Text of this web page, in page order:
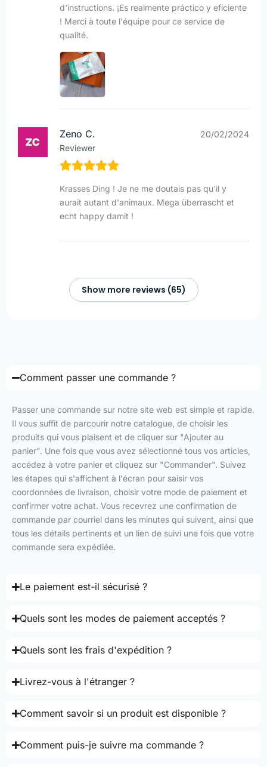
d'instructions. ¡Es realmente práctico y eficiente
! Merci à toute l'équipe pour ce service de
qualité.
Zeno C.
Reviewer
20/02/2024
Krasses Ding ! Je ne me doutais pas qu'il y
aurait autant d'animaux. Mega überrascht et
echt happy damit !
Show more reviews (65)
Comment passer une commande ?
Passer une commande sur notre site web est simple et rapide.
Il vous suffit de parcourir notre catalogue, de choisir les
produits qui vous plaisent et de cliquer sur "Ajouter au
panier". Une fois que vous avez sélectionné tous vos articles,
accédez à votre panier et cliquez sur "Commander". Suivez
les étapes qui s'affichent à l'écran pour saisir vos
coordonnées de livraison, choisir votre mode de paiement et
confirmer votre achat. Vous recevrez une confirmation de
commande par courriel dans les minutes qui suivent, ainsi que
tous les détails pertinents et un lien de suivi une fois que votre
commande sera expédiée.
Le paiement est-il sécurisé ?
Quels sont les modes de paiement acceptés ?
Quels sont les frais d'expédition ?
Livrez-vous à l'étranger ?
Comment savoir si un produit est disponible ?
Comment puis-je suivre ma commande ?